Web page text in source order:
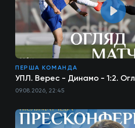
ПЕРША КОМАНДА
УПЛ. Верес - Динамо - 1:2.
09.08.2026, 22:45